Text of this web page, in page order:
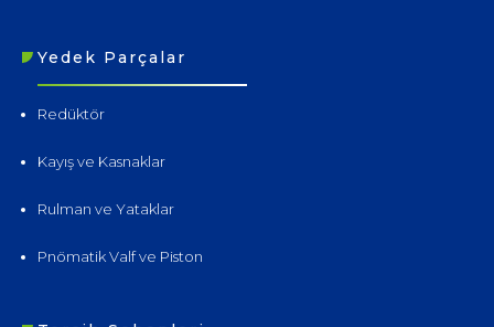
Yedek Parçalar
Redüktör
Kayış ve Kasnaklar
Rulman ve Yataklar
Pnömatik Valf ve Piston